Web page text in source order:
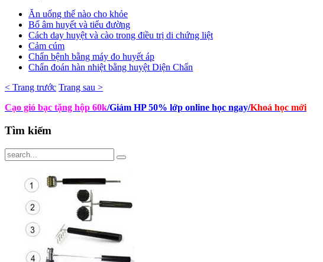
Ăn uống thế nào cho khỏe
Bổ âm huyết và tiểu đường
Cách day huyệt và cào trong điều trị di chứng liệt
Cảm cúm
Chẩn bệnh bằng máy đo huyết áp
Chẩn đoán hàn nhiệt bằng huyệt Diện Chẩn
< Trang trước Trang sau >
Cạo gió bạc tặng hộp 60k/Giảm HP 50% lớp online học ngay/Khoá học mới
Tìm kiếm